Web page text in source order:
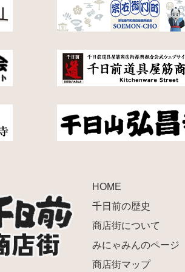
HOME
千日前の歴史
商店街について
みにゃみんのページ
商店街マップ